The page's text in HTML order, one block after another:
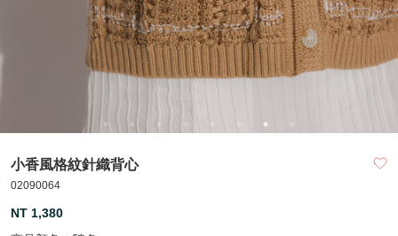
小香風格紋針織背心
02090064
NT 1,380